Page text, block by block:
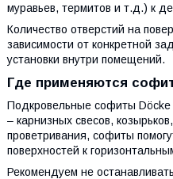
муравьев, термитов и т.д.) к
Количество отверстий на
зависимости от конкретной
установки внутри помещений.
Где применяются
Подкровельные софиты
– карнизных свесов,
проветривания, софиты
поверхностей к
Рекомендуем не